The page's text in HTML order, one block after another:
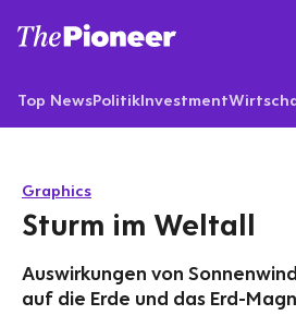
Top NewsPolitikInvestment
Graphics
Sturm im Weltall
Auswirkungen von
auf die Erde und das Erd-